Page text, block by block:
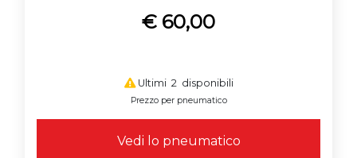
€ 60,00
Ultimi 2 disponibili
Prezzo per pneumatico
Vedi lo pneumatico